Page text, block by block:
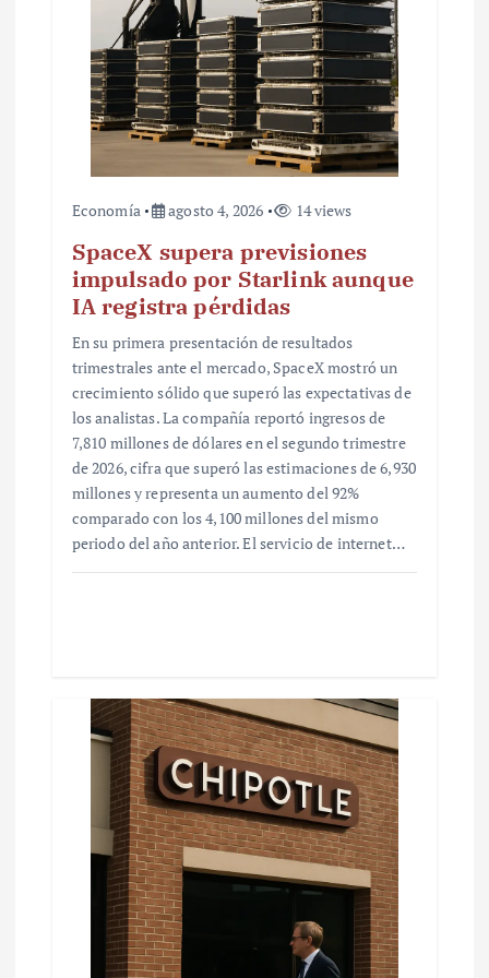
Economía agosto 4, 2026 14 views
SpaceX supera previsiones
impulsado por Starlink aunque
IA registra pérdidas
En su primera presentación de resultados
trimestrales ante el mercado, SpaceX mostró un
crecimiento sólido que superó las expectativas de
los analistas. La compañía reportó ingresos de
7,810 millones de dólares en el segundo trimestre
de 2026, cifra que superó las estimaciones de 6,930
millones y representa un aumento del 92%
comparado con los 4,100 millones del mismo
periodo del año anterior. El servicio de internet…